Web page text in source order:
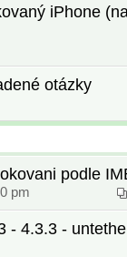
iPhone
otázky
podle
pm
- 4.3.3 -